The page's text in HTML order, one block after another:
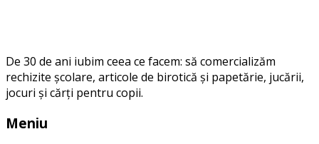
De 30 de ani iubim ceea ce facem: să comercializăm
rechizite școlare, articole de birotică și papetărie, jucării,
jocuri și cărți pentru copii.
Meniu